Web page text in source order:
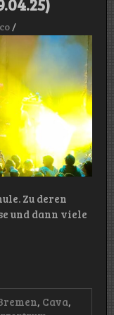
–
/
Zu deren
und dann viele
, Cava,